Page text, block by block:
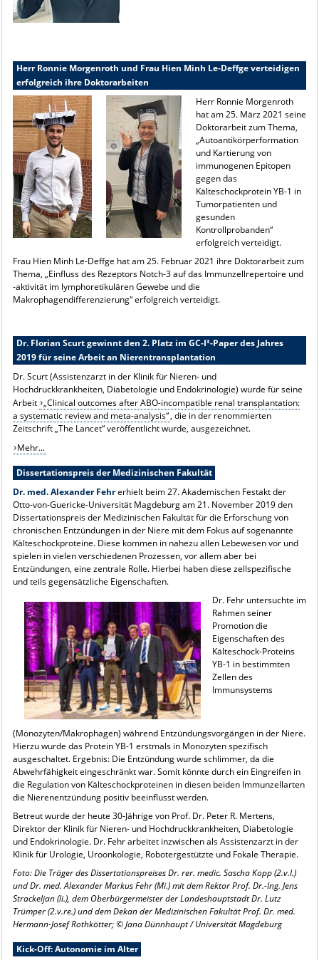
Herr Ronnie Morgenroth und Frau Hien Minh Le-Deffge verteidigen
erfolgreich ihre Doktorarbeiten
Herr Ronnie Morgenroth
hat am 25. März 2021 seine
Doktorarbeit zum Thema,
„Autoantikörperformation
und Kartierung von
immunogenen Epitopen
gegen das
Kälteschockprotein YB-1 in
Tumorpatienten und
gesunden
Kontrollprobanden“
erfolgreich verteidigt.
Frau Hien Minh Le-Deffge hat am 25. Februar 2021 ihre Doktorarbeit zum
Thema, „Einfluss des Rezeptors Notch-3 auf das Immunzellrepertoire und
-aktivität im lymphoretikulären Gewebe und die
Makrophagendifferenzierung“ erfolgreich verteidigt.
Dr. Florian Scurt gewinnt den 2. Platz im GC-I³-Paper des Jahres
2019 für seine Arbeit an Nierentransplantation
Dr. Scurt (Assistenzarzt in der Klinik für Nieren- und
Hochdruckkrankheiten, Diabetologie und Endokrinologie) wurde für seine
Arbeit „Clinical outcomes after ABO-incompatible renal transplantation:
a systematic review and meta-analysis“, die in der renommierten
Zeitschrift „The Lancet“ veröffentlicht wurde, ausgezeichnet.
Mehr...
Dissertationspreis der Medizinischen Fakultät
Dr. med. Alexander Fehrerhielt beim 27. Akademischen Festakt der
Otto-von-Guericke-Universität Magdeburg am 21. November 2019 den
Dissertationspreis der Medizinischen Fakultät für die Erforschung von
chronischen Entzündungen in der Niere mit dem Fokus auf sogenannte
Kälteschockproteine. Diese kommen in nahezu allen Lebewesen vor und
spielen in vielen verschiedenen Prozessen, vor allem aber bei
Entzündungen, eine zentrale Rolle. Hierbei haben diese zellspezifische
und teils gegensätzliche Eigenschaften.
Dr. Fehr untersuchte im
Rahmen seiner
Promotion die
Eigenschaften des
Kälteschock-Proteins
YB-1 in bestimmten
Zellen des
Immunsystems
(Monozyten/Makrophagen) während Entzündungsvorgängen in der Niere.
Hierzu wurde das Protein YB-1 erstmals in Monozyten spezifisch
ausgeschaltet. Ergebnis: Die Entzündung wurde schlimmer, da die
Abwehrfähigkeit eingeschränkt war. Somit könnte durch ein Eingreifen in
die Regulation von Kälteschockproteinen in diesen beiden Immunzellarten
die Nierenentzündung positiv beeinflusst werden.
Betreut wurde der heute 30-Jährige von Prof. Dr. Peter R. Mertens,
Direktor der Klinik für Nieren- und Hochdruckkrankheiten, Diabetologie
und Endokrinologie. Dr. Fehr arbeitet inzwischen als Assistenzarzt in der
Klinik für Urologie, Uroonkologie, Robotergestützte und Fokale Therapie.
Foto: Die Träger des Dissertationspreises Dr. rer. medic. Sascha Kopp (2.v.l.)
und Dr. med. Alexander Markus Fehr (Mi.) mit dem Rektor Prof. Dr.-Ing. Jens
Strackeljan (li.), dem Oberbürgermeister der Landeshauptstadt Dr. Lutz
Trümper (2.v.re.) und dem Dekan der Medizinischen Fakultät Prof. Dr. med.
Hermann-Josef Rothkötter;©Jana Dünnhaupt / Universität Magdeburg
Kick-Off: Autonomie im Alter